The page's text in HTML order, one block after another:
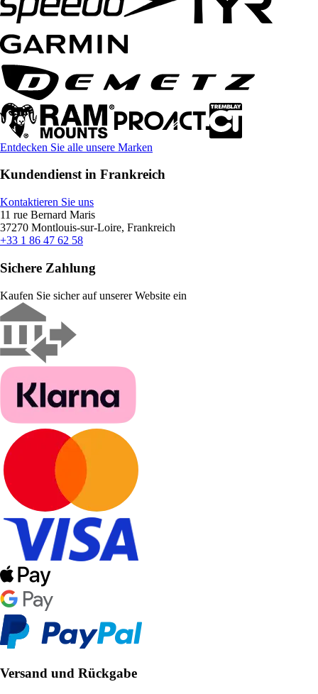
Entdecken Sie alle unsere Marken
Kundendienst in Frankreich
Kontaktieren Sie uns
11 rue Bernard Maris
37270 Montlouis-sur-Loire, Frankreich
+33 1 86 47 62 58
Sichere Zahlung
Kaufen Sie sicher auf unserer Website ein
Versand und Rückgabe